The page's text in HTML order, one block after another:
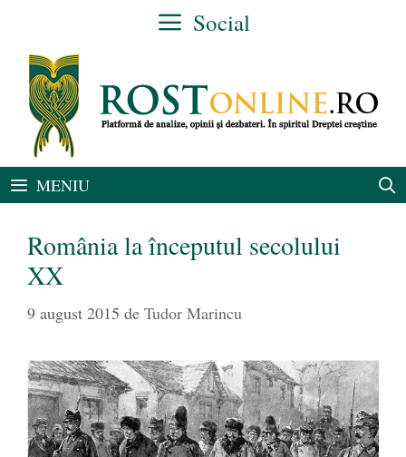
conținut
Social
MENIU
România la începutul secolului
XX
9 august 2015 de Tudor Marincu